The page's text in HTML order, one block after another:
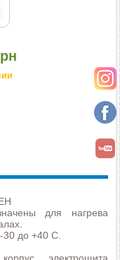
для нагрева
30 до +40 С.